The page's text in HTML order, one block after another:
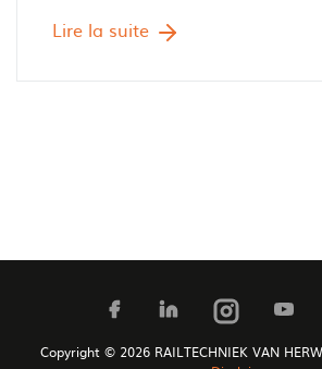
Lire la suite
Copyright © 2026 RAILTECHNIEK VAN